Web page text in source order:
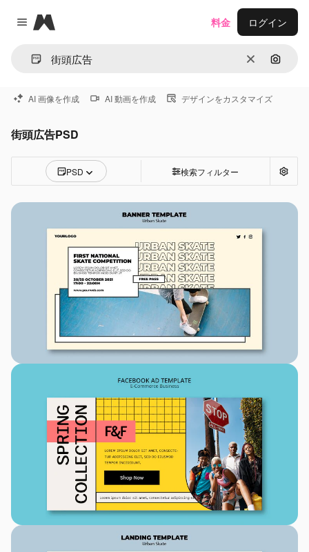
Close menu
Magnific
消去 画像で
料金 ログイン
AI 画像を作成 AI 動画を作成 デザインをカスタマイズ
街頭広告PSD
PSD 検索フィルター